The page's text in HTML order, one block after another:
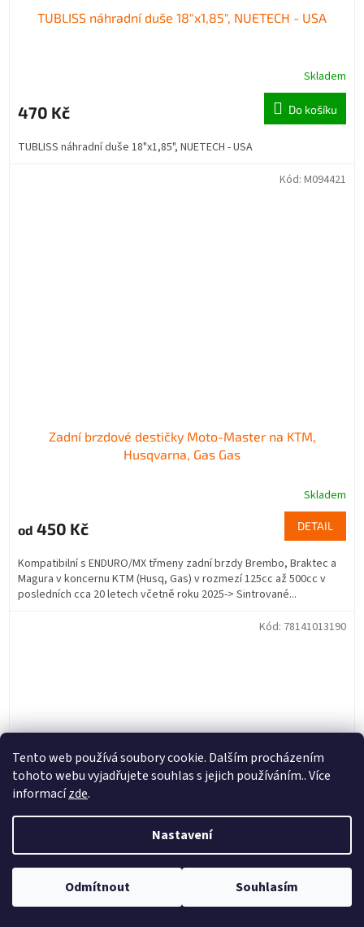
Tento web používá soubory cookie. Dalším procházením
tohoto webu vyjadřujete souhlas s jejich používáním.. Více
informacízde.
Nastavení
Odmítnout Souhlasím
TUBLISS náhradní duše 18"x1,85", NUETECH - USA
Skladem
470 Kč Do košíku
TUBLISS náhradní duše 18"x1,85", NUETECH - USA
Zadní brzdové destičky Moto-Master na KTM,
Husqvarna, Gas Gas
Skladem
od 450 Kč DETAIL
Kompatibilní s ENDURO/MX třmeny zadní brzdy Brembo, Braktec a
Magura v koncernu KTM (Husq, Gas) v rozmezí 125cc až 500cc v
posledních cca 20 letech včetně roku 2025-> Sintrované...
Kód: M094421
Originál filtr do hadičky paliva KTM,Husqvarna, Gas Gas
Kód: 78141013190